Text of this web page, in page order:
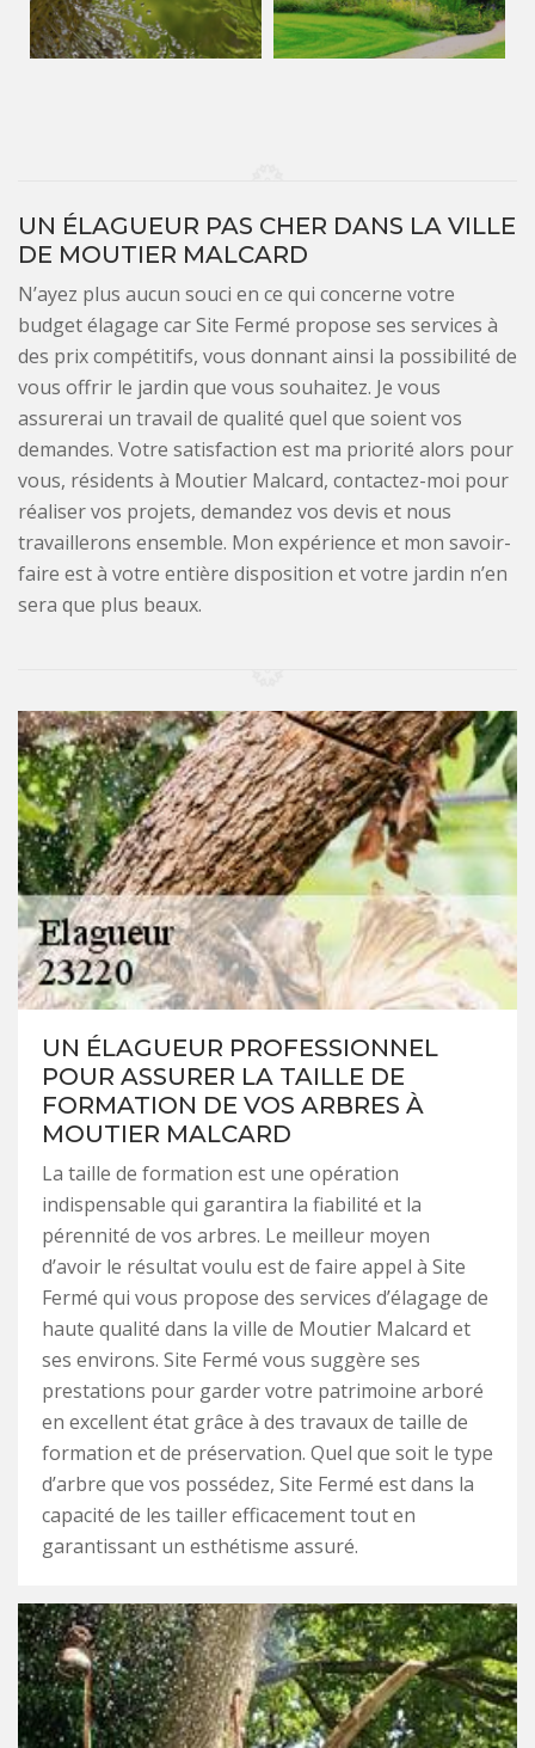
UN ÉLAGUEUR PAS CHER DANS LA VILLE
DE MOUTIER MALCARD
N’ayez plus aucun souci en ce qui concerne votre
budget élagage car Site Fermé propose ses services à
des prix compétitifs, vous donnant ainsi la possibilité de
vous offrir le jardin que vous souhaitez. Je vous
assurerai un travail de qualité quel que soient vos
demandes. Votre satisfaction est ma priorité alors pour
vous, résidents à Moutier Malcard, contactez-moi pour
réaliser vos projets, demandez vos devis et nous
travaillerons ensemble. Mon expérience et mon savoir-
faire est à votre entière disposition et votre jardin n’en
sera que plus beaux.
UN ÉLAGUEUR PROFESSIONNEL
POUR ASSURER LA TAILLE DE
FORMATION DE VOS ARBRES À
MOUTIER MALCARD
La taille de formation est une opération
indispensable qui garantira la fiabilité et la
pérennité de vos arbres. Le meilleur moyen
d’avoir le résultat voulu est de faire appel à Site
Fermé qui vous propose des services d’élagage de
haute qualité dans la ville de Moutier Malcard et
ses environs. Site Fermé vous suggère ses
prestations pour garder votre patrimoine arboré
en excellent état grâce à des travaux de taille de
formation et de préservation. Quel que soit le type
d’arbre que vos possédez, Site Fermé est dans la
capacité de les tailler efficacement tout en
garantissant un esthétisme assuré.